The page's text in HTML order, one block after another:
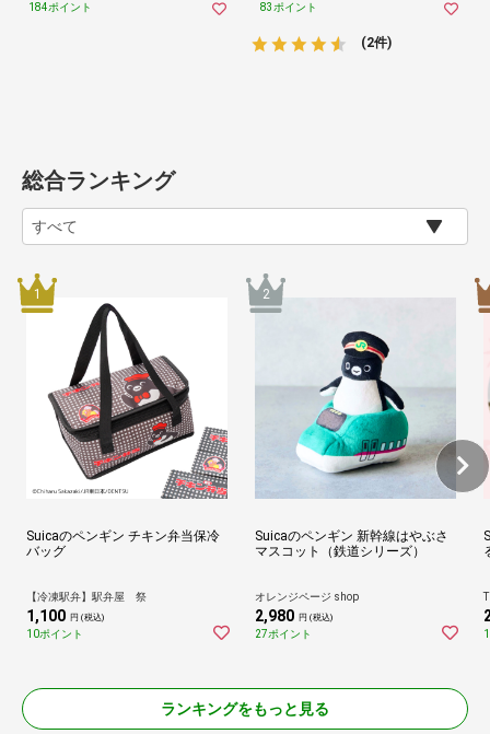
184ポイント 83ポイント
(2件)
総合ランキング
Suicaのペンギン チキン弁当保冷
バッグ
【冷凍駅弁】駅弁屋 祭
1,100 円 (税込)
10ポイント
Suicaのペンギン 新幹線はやぶさ
マスコット（鉄道シリーズ）
オレンジページ shop
2,980 円 (税込)
27ポイント
ランキングをもっと見る